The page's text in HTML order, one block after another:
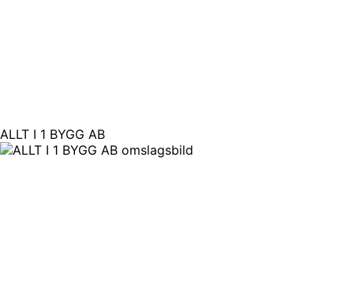
ALLT I 1 BYGG AB